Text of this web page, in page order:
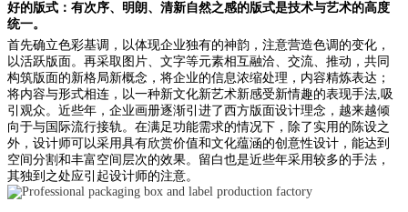
好的版式：有次序、明朗、清新自然之感的版式是技术与艺术的高度
统一。
首先确立色彩基调，以体现企业独有的神韵，注意营造色调的变化，
以活跃版面。再采取图片、文字等元素相互融洽、交流、推动，共同
构筑版面的新格局新概念，将企业的信息浓缩处理，内容精炼表达；
将内容与形式相连，以一种新文化新艺术新感受新情趣的表现手法,吸
引观众。近些年，企业画册逐渐引进了西方版面设计理念，越来越倾
向于与国际流行接轨。在满足功能需求的情况下，除了实用的陈设之
外，设计师可以采用具有欣赏价值和文化蕴涵的创意性设计，能达到
空间分割和丰富空间层次的效果。留白也是近些年采用较多的手法，
其独到之处应引起设计师的注意。